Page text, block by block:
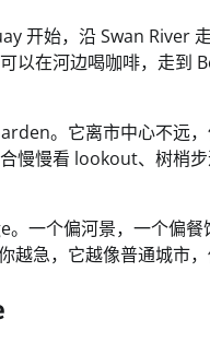
开始，沿 Swan River
以在河边喝咖啡，走
。它离市中心不远
慢慢看 lookout、树梢
一个偏河景，一个偏
急，它越像普通城市